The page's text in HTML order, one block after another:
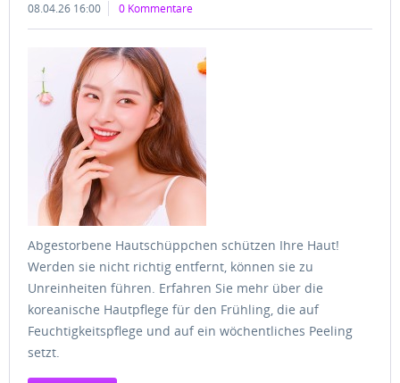
08.04.26 16:00 0 Kommentare
Abgestorbene Hautschüppchen schützen Ihre Haut!
Werden sie nicht richtig entfernt, können sie zu
Unreinheiten führen. Erfahren Sie mehr über die
koreanische Hautpflege für den Frühling, die auf
Feuchtigkeitspflege und auf ein wöchentliches Peeling
setzt.